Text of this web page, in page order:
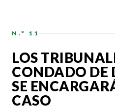
N.º 11
LOS
CONDADO DE
SE
CASO